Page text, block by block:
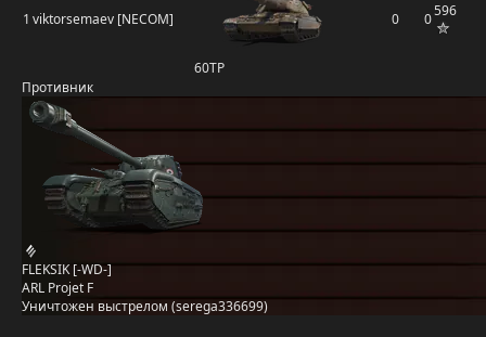
1 viktorsemaev [NECOM]
60TP
0 0596
Противник
FLEKSIK [-WD-]
ARL Projet F
Уничтожен выстрелом (serega336699)